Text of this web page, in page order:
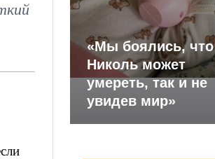
«Мы боялись, что
Николь может
умереть, так и не
увидев мир»